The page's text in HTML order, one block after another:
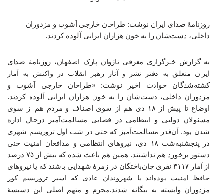
روزنامۀ صدای ایران نوشت: طراحان خارجی آشوب و مزدوران
داخلی‌، دست‌شان را به خون هزاران ایرانی آلوده کردند.
به گزارش خبرگزاری معرفی ناژوان پارک اصفهان، روزنامۀ صدای
ایران متعلق به دفتر نشر و آثار رهبر انقلاب در واکنش به آمار
کشته‌شدگان حوادث اخیر نوشت: «طراحان خارجی آشوب و
مزدوران داخلی‌، دست‌شان را به خون هزاران ایرانی آلوده کردند.
اوضاع تا پیش از ۱۸ دی‌ هم از سوی اصناف و مردم هم از سوی
مسئولان دولتی و انتظامی در فضایی مسالمت‌آمیز درحال اداره
شدن بود. آن‌قدر مسالمت‌آمیز که حتی در شب اول تروریسم شهری
در پنجشنبه‌شب ۱۸ دی‌، نیروهای انتظامی و مدافعان امنیت حتی
دستور برخورد هم نداشتند. همین هم باعث شده که بیش از ۷۵ درصد
از آمار ۳۱۱۷ نفری جان‌باختگان در زمرۀ شهدایی باشند که یا نیروهای
حافظ امنیت بوده‌اند یا شهروندان عادی که اسیر تروریسم کور
مزدوران وابسته به بیگانه شدند.مجرم و متهم اصلی این دسیسۀ